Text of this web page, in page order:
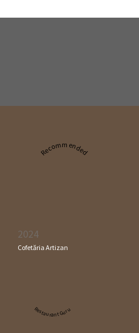
Recommended
2024
Cofetăria Artizan
Restaurant Guru